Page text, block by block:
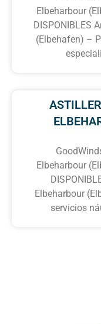
Elbeharbour
DISPONIBLES
(Elbehafen) –
Elbeharbour
Elbeharbour
servicios